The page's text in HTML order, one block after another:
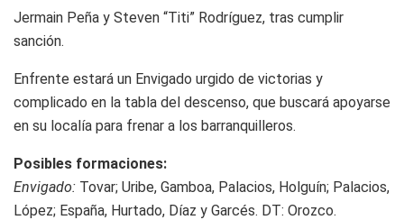
Jermain Peña y Steven “Titi” Rodríguez, tras cumplir
sanción.
Enfrente estará un Envigado urgido de victorias y
complicado en la tabla del descenso, que buscará apoyarse
en su localía para frenar a los barranquilleros.
Posibles formaciones:
Envigado: Tovar; Uribe, Gamboa, Palacios, Holguín; Palacios,
López; España, Hurtado, Díaz y Garcés. DT: Orozco.